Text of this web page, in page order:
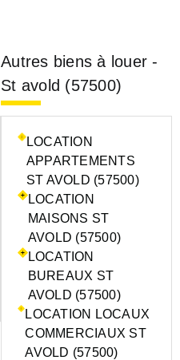
Autres biens à louer -
St avold (57500)
LOCATION
APPARTEMENTS
ST AVOLD (57500)
LOCATION
MAISONS ST
AVOLD (57500)
LOCATION
BUREAUX ST
AVOLD (57500)
LOCATION LOCAUX
COMMERCIAUX ST
AVOLD (57500)